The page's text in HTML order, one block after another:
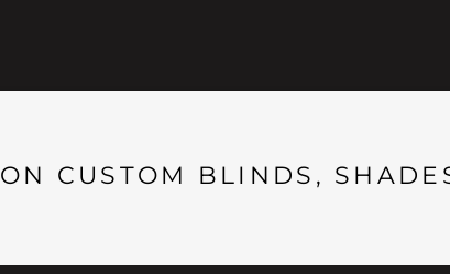
ON CUSTOM BLINDS,